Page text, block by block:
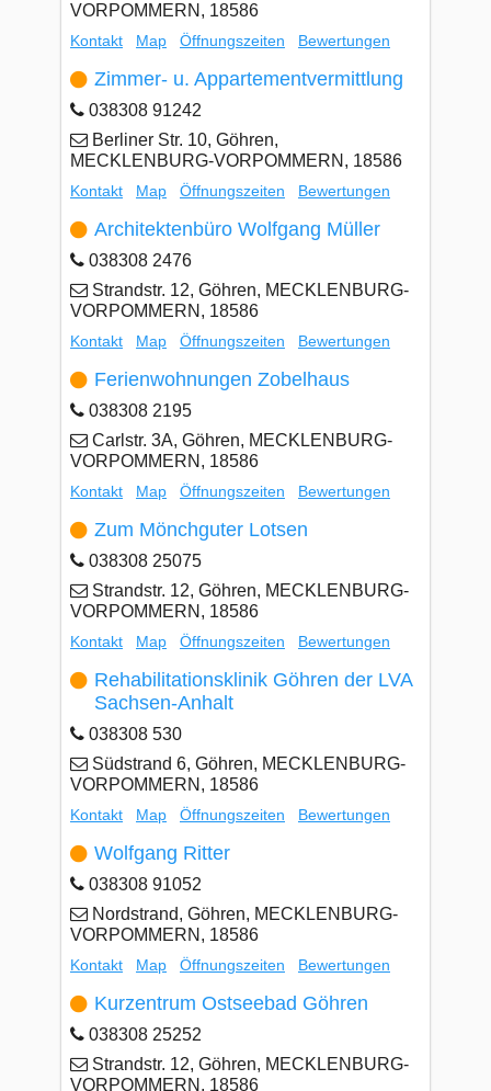
VORPOMMERN, 18586
Kontakt Map Öffnungszeiten Bewertungen
Zimmer- u. Appartementvermittlung
038308 91242
Berliner Str. 10, Göhren,
MECKLENBURG-VORPOMMERN, 18586
Kontakt Map Öffnungszeiten Bewertungen
Architektenbüro Wolfgang Müller
038308 2476
Strandstr. 12, Göhren, MECKLENBURG-
VORPOMMERN, 18586
Kontakt Map Öffnungszeiten Bewertungen
Ferienwohnungen Zobelhaus
038308 2195
Carlstr. 3A, Göhren, MECKLENBURG-
VORPOMMERN, 18586
Kontakt Map Öffnungszeiten Bewertungen
Zum Mönchguter Lotsen
038308 25075
Strandstr. 12, Göhren, MECKLENBURG-
VORPOMMERN, 18586
Kontakt Map Öffnungszeiten Bewertungen
Rehabilitationsklinik Göhren der LVA
Sachsen-Anhalt
038308 530
Südstrand 6, Göhren, MECKLENBURG-
VORPOMMERN, 18586
Kontakt Map Öffnungszeiten Bewertungen
Wolfgang Ritter
038308 91052
Nordstrand, Göhren, MECKLENBURG-
VORPOMMERN, 18586
Kontakt Map Öffnungszeiten Bewertungen
Kurzentrum Ostseebad Göhren
038308 25252
Strandstr. 12, Göhren, MECKLENBURG-
VORPOMMERN, 18586